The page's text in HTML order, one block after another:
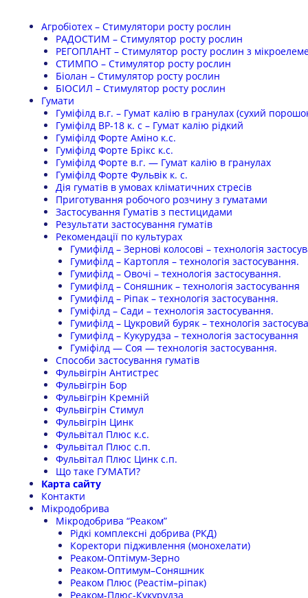
Агробіотех – Стимулятори росту рослин
РАДОСТИМ – Стимулятор росту рослин
РЕГОПЛАНТ – Стимулятор росту рослин з
СТИМПО – Стимулятор росту рослин
Біолан – Стимулятор росту рослин
БІОСИЛ – Стимулятор росту рослин
Гумати
Гуміфілд в.г. – Гумат калію в гранулах (сухий
Гуміфілд ВР-18 к. с – Гумат калію рідкий
Гуміфілд Форте Аміно к.с.
Гуміфілд Форте Брікс к.с.
Гуміфілд Форте в.г. — Гумат калію в гранулах
Гуміфілд Форте Фульвік к. с.
Дія гуматів в умовах кліматичних стресів
Приготування робочого розчину з гуматами
Застосування Гуматів з пестицидами
Результати застосування гуматів
Рекомендації по культурах
Гумифілд – Зернові колосові – технологія
Гумифілд – Картопля – технологія застосування.
Гумифілд – Овочі – технологія застосування.
Гумифілд – Соняшник – технологія застосування
Гумифілд – Ріпак – технологія застосування.
Гуміфілд – Сади – технологія застосування.
Гумифілд – Цукровий буряк – технологія
Гумифілд – Кукурудза – технологія застосування
Гуміфілд — Соя — технологія застосування.
Способи застосування гуматів
Фульвігрін Антистрес
Фульвігрін Бор
Фульвігрін Кремній
Фульвігрін Стимул
Фульвігрін Цинк
Фульвітал Плюс к.с.
Фульвітал Плюс с.п.
Фульвітал Плюс Цинк с.п.
Що таке ГУМАТИ?
Карта сайту
Контакти
Мікродобрива
Мікродобрива “Реаком”
Рідкі комплексні добрива (РКД)
Коректори підживлення (монохелати)
Реаком-Оптімум-Зерно
Реаком-Оптимум–Соняшник
Реаком Плюс (Реастім–ріпак)
Реаком-Плюс-Кукурудза